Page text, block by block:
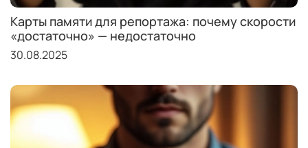
Карты памяти для репортажа: почему скорости
«достаточно» — недостаточно
30.08.2025